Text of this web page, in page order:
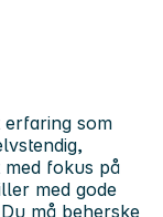
som
fokus på
med gode
må beherske